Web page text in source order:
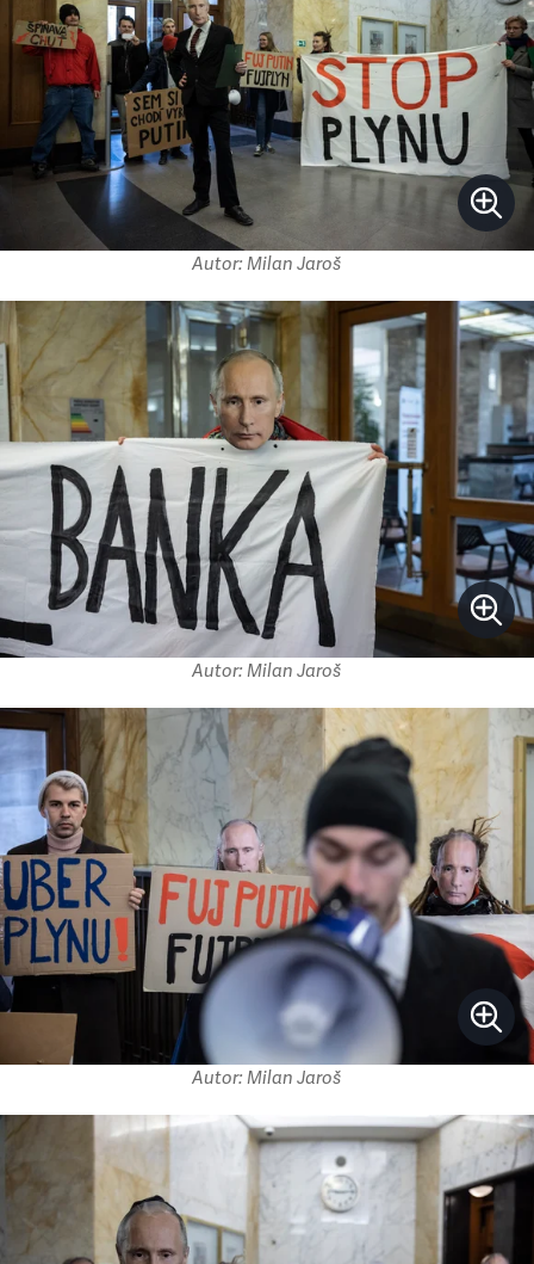
Autor: Milan Jaroš
Autor: Milan Jaroš
Autor: Milan Jaroš